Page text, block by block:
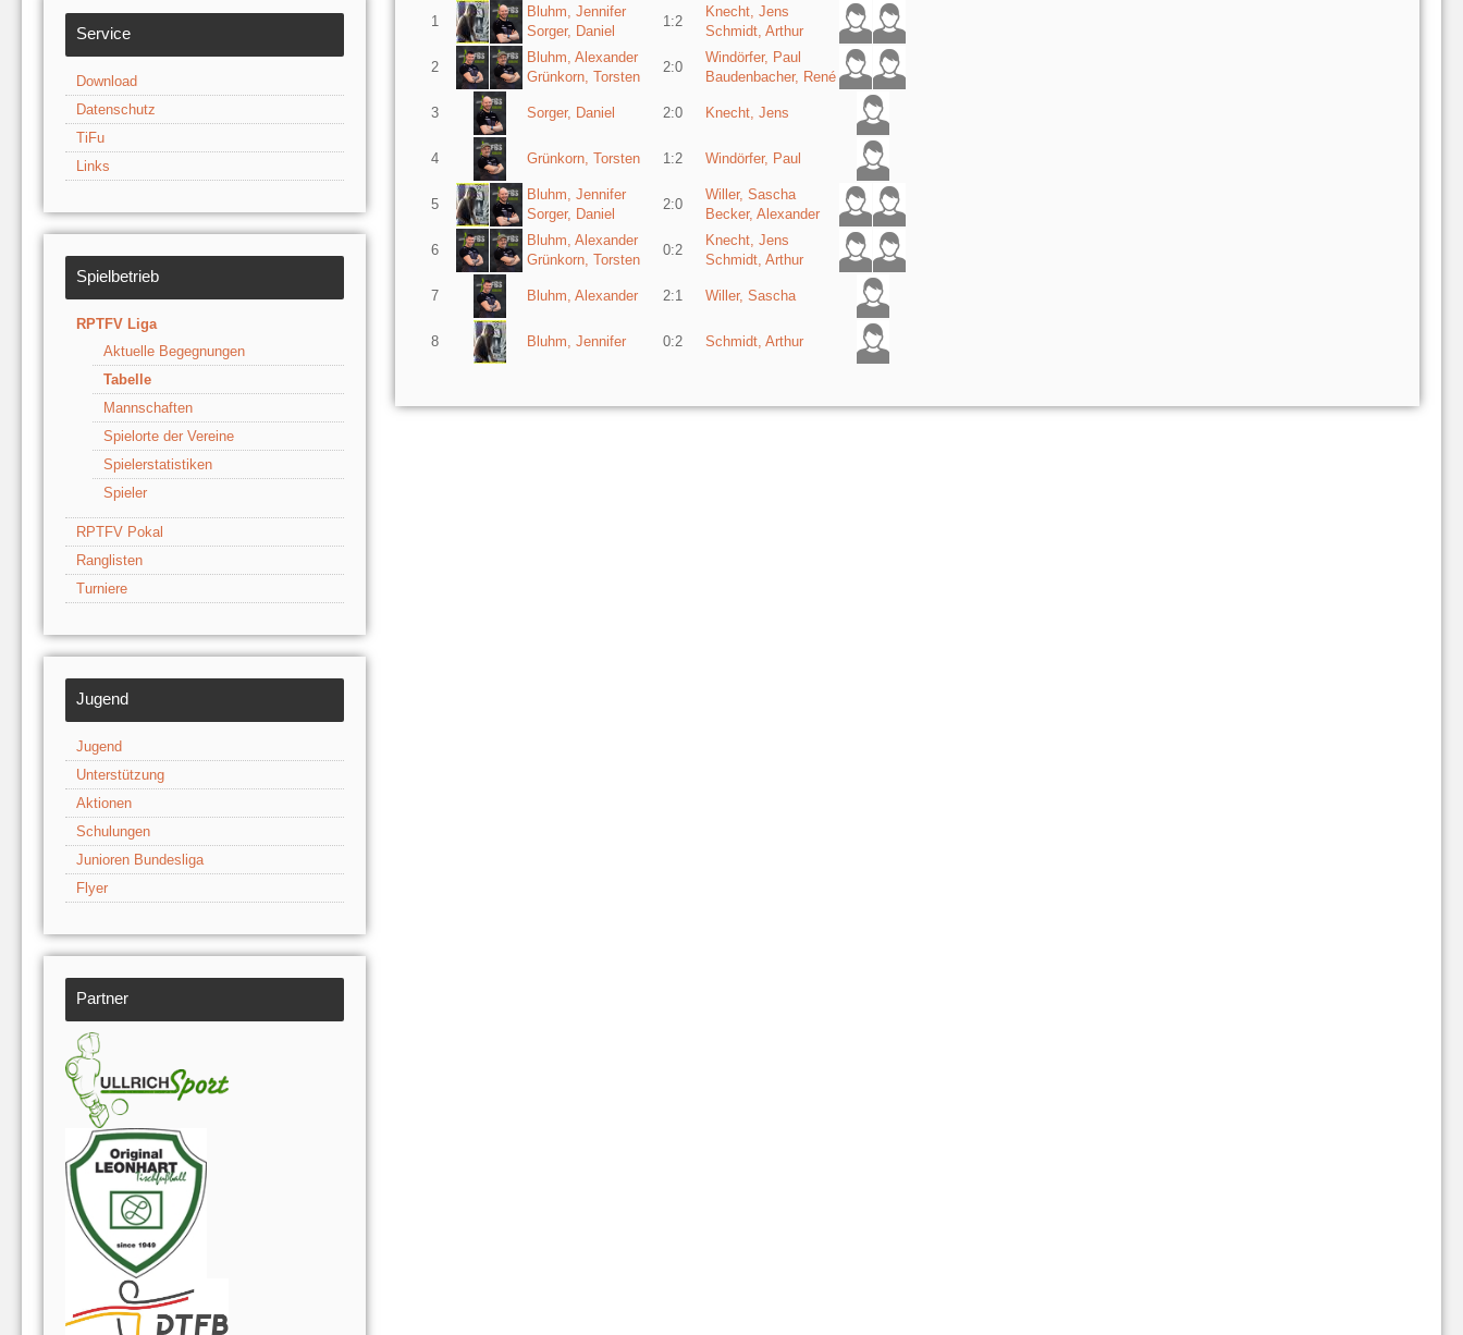
Service
Download
Datenschutz
TiFu
Links
Spielbetrieb
RPTFV Liga
Aktuelle Begegnungen
Tabelle
Mannschaften
Spielorte der Vereine
Spielerstatistiken
Spieler
RPTFV Pokal
Ranglisten
Turniere
Jugend
Jugend
Unterstützung
Aktionen
Schulungen
Junioren Bundesliga
Flyer
Partner
1
Bluhm, Jennifer
Sorger, Daniel
1:2
Knecht, Jens
Schmidt, Arthur
2
Bluhm, Alexander
Grünkorn, Torsten
2:0
Windörfer, Paul
Baudenbacher, René
3 Sorger, Daniel 2:0 Knecht, Jens
4 Grünkorn, Torsten 1:2 Windörfer, Paul
5
Bluhm, Jennifer
Sorger, Daniel
2:0
Willer, Sascha
Becker, Alexander
6
Bluhm, Alexander
Grünkorn, Torsten
0:2
Knecht, Jens
Schmidt, Arthur
7 Bluhm, Alexander 2:1 Willer, Sascha
8 Bluhm, Jennifer 0:2 Schmidt, Arthur